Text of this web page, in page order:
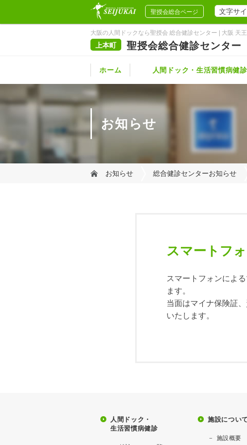
聖授会総合ページ 文字サ
上本町 聖授会総合健診センター
大阪の人間ドックなら聖授会 総合健診センター | 大阪 天
ホーム 人間ドック・生活習慣病健診
お知らせ
お知らせ 総合健診センターお知らせ
スマートフ
スマートフォンによ
ます。
当面はマイナ保険証
いたします。
人間ドック・
生活習慣病健診
施設について
施設概要